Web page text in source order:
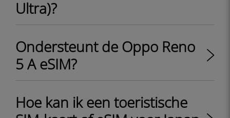
Ultra)?
Ondersteunt de Oppo Reno
5 A eSIM?
Hoe kan ik een toeristische